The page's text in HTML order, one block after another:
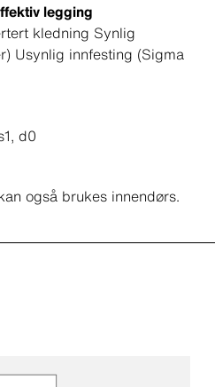
legging
kledning Synlig
Usynlig innfesting (Sigma
d0
også brukes innendørs.